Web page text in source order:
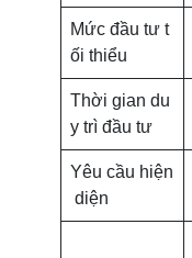
Mức đầu tư t
ối thiểu
Thời gian du
y trì đầu tư
Yêu cầu hiện
diện